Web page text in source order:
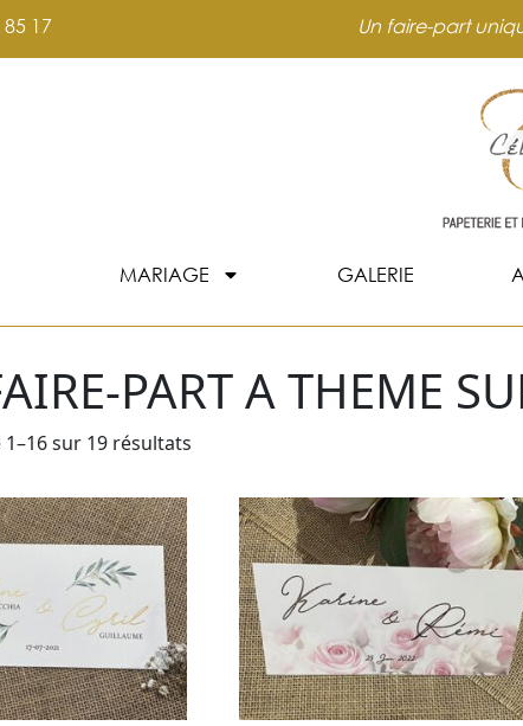
85 17 Un faire-part
MARIAGE GALERIE
PART A THEME
sur 19 résultats